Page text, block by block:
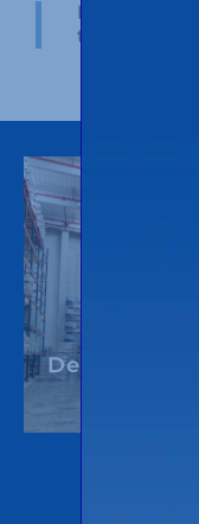
Mayor
trámites
Depósito